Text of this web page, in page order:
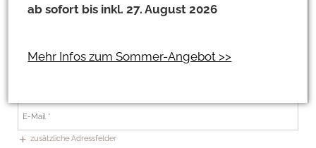
add zusätzliche Adressfelder
ab sofort bis inkl. 27. August 2026
Mehr Infos zum Sommer-Angebot >>